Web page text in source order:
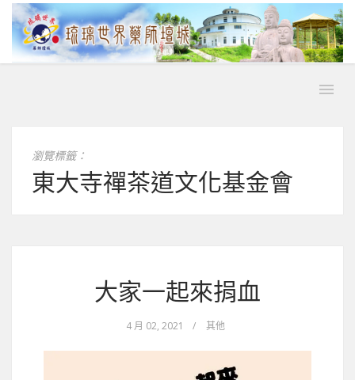
瀏覽標籤：
東大寺禪茶道文化基金會
大家一起來捐血
4 月 02, 2021 / 其他